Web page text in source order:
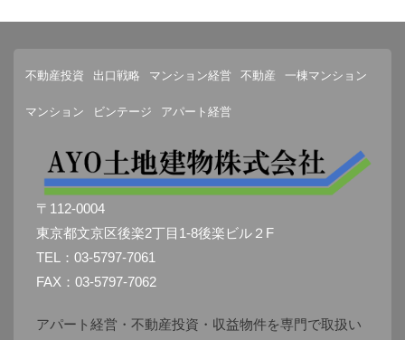
不動産投資 出口戦略 マンション経営 不動産 一棟マンション
マンション ビンテージ アパート経営
〒112-0004
東京都文京区後楽2丁目1-8後楽ビル２F
TEL：03-5797-7061
FAX：03-5797-7062
アパート経営・不動産投資・収益物件を専門で取扱い